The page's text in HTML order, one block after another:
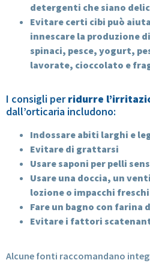
detergenti che siano
Evitare certi cibi può
innescare la produzione
spinaci, pesce, yogurt,
lavorate, cioccolato e
I consigli perridurre
dall’orticaria includono:
Indossare abiti larghi e
Evitare di grattarsi
Usare saponi per pelli
Usare una doccia, un
lozione o impacchi
Fare un bagno con farina
Evitare i fattori
Alcune fonti raccomandano